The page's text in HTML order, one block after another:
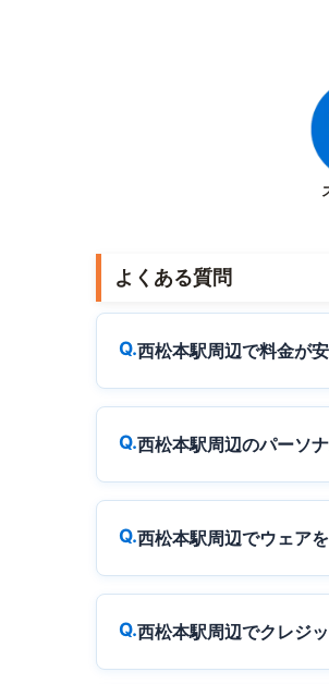
よくある質問
西松本駅周辺で料金が
西松本駅周辺のパーソ
西松本駅周辺でウェア
西松本駅周辺でクレジ